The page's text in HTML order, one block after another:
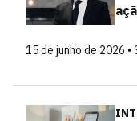
15 de junho de 2026 •